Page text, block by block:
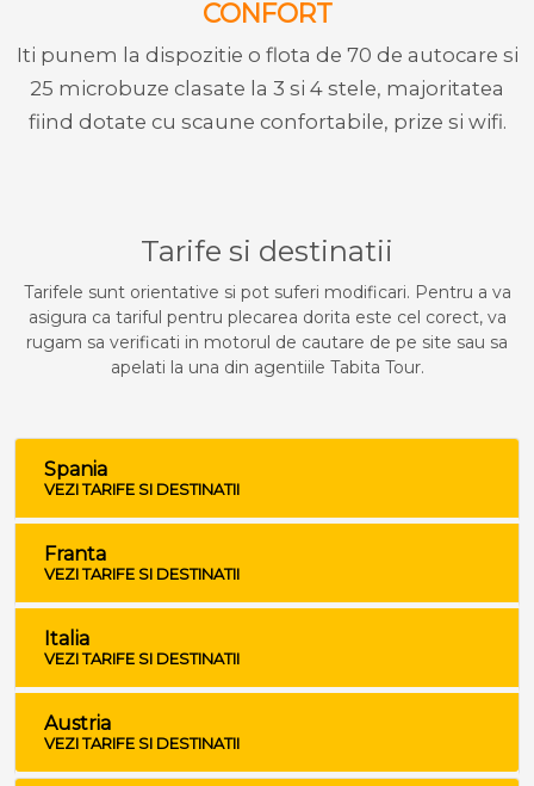
CONFORT
Iti punem la dispozitie o flota de 70 de autocare si
25 microbuze clasate la 3 si 4 stele, majoritatea
fiind dotate cu scaune confortabile, prize si wifi.
Tarife si destinatii
Tarifele sunt orientative si pot suferi modificari. Pentru a va
asigura ca tariful pentru plecarea dorita este cel corect, va
rugam sa verificati in motorul de cautare de pe site sau sa
apelati la una din agentiile Tabita Tour.
Spania
VEZI TARIFE SI DESTINATII
Franta
VEZI TARIFE SI DESTINATII
Italia
VEZI TARIFE SI DESTINATII
Austria
VEZI TARIFE SI DESTINATII